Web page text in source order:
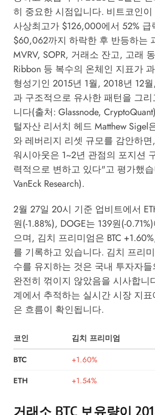
히 중요한 시점입니다. 비트코인
사상최고가 $126,000에서 52% 급
$60,062까지 하락한 후 반등하는
MVRV, SOPR, 거래소 잔고, 고래
Ribbon 등 복수의 온체인 지표가
형성기인 2015년 1월, 2018년 12
과 구조적으로 유사한 패턴을 그
니다(출처: Glassnode,
털자산 리서치 헤드 Matthew Sigel
와 레버리지 리셋 규모를 감안하
워시아웃은 1~2년 관점의 포지션
력적으로 변하고 있다"고 평가했
VanEck Research).
2월 27일 20시 기준 업비트에서
원(-1.88%), DOGE는 139원(-
으며, 김치 프리미엄은 BTC
를 기록하고 있습니다. 김치 프리
수를 유지하는 것은 국내 투자자
완전히 꺾이지 않았음을 시사합니
계에서 추적하는 실시간 시장 지
은 흐름이 확인됩니다.
코인
김치 프리미엄
BTC
+1.60%
ETH
+1.54%
거래소 BTC 보유량이